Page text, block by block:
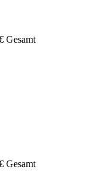
Gesamt
Gesamt